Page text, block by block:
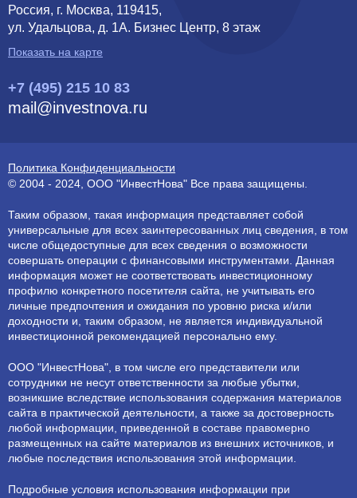
Россия, г. Москва, 119415,
ул. Удальцова, д. 1А. Бизнес Центр, 8 этаж
Показать на карте
+7 (495) 215 10 83
mail@investnova.ru
© 2004 - 2024, ООО "ИнвестНова" Все права защищены.
Таким образом, такая информация представляет собой
универсальные для всех заинтересованных лиц сведения, в том
числе общедоступные для всех сведения о возможности
совершать операции с финансовыми инструментами. Данная
информация может не соответствовать инвестиционному
профилю конкретного посетителя сайта, не учитывать его
личные предпочтения и ожидания по уровню риска и/или
доходности и, таким образом, не является индивидуальной
инвестиционной рекомендацией персонально ему.
ООО "ИнвестНова", в том числе его представители или
сотрудники не несут ответственности за любые убытки,
возникшие вследствие использования содержания материалов
сайта в практической деятельности, а также за достоверность
любой информации, приведенной в составе правомерно
размещенных на сайте материалов из внешних источников, и
любые последствия использования этой информации.
Подробные условия использования информации при
Политика Конфиденциальности